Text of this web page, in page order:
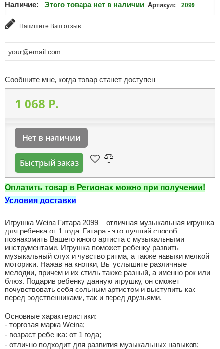
Наличие: Этого товара нет в наличии Артикул: 2099
Напишите Ваш отзыв
Сообщите мне, когда товар станет доступен
1 068 P.
Нет в наличии
Быстрый заказ
Оплатить товар в Регионах можно при получении!
Условия доставки
Игрушка Weina Гитара 2099 – отличная музыкальная игрушка
для ребенка от 1 года. Гитара - это лучший способ
познакомить Вашего юного артиста с музыкальными
инструментами. Игрушка поможет ребенку развить
музыкальный слух и чувство ритма, а также навыки мелкой
моторики. Нажав на кнопки, Вы услышите различные
мелодии, причем и их стиль также разный, а именно рок или
блюз. Подарив ребенку данную игрушку, он сможет
почувствовать себя сольным артистом и выступить как
перед родственниками, так и перед друзьями.
Основные характеристики:
- торговая марка Weina;
- возраст ребенка: от 1 года;
- отлично подходит для развития музыкальных навыков;